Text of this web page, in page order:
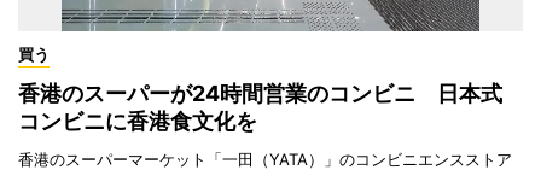
買う
香港のスーパーが24時間営業のコンビニ 日本式
コンビニに香港食文化を
香港のスーパーマーケット「一田（YATA）」のコンビニエンスストア